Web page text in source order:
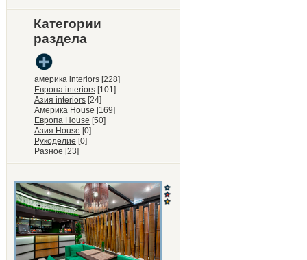
Категории
раздела
америка interiors [228]
Европа interiors [101]
Азия interiors [24]
Америка House [169]
Европа House [50]
Азия House [0]
Рукоделие [0]
Разное [23]